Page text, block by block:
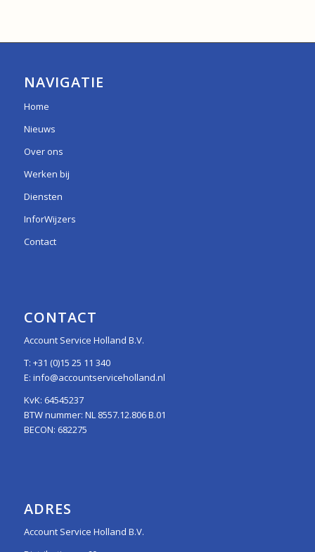
NAVIGATIE
Home
Nieuws
Over ons
Werken bij
Diensten
InforWijzers
Contact
CONTACT
Account Service Holland B.V.
T: +31 (0)15 25 11 340
E: info@accountserviceholland.nl
KvK: 64545237
BTW nummer: NL 8557.12.806 B.01
BECON: 682275
ADRES
Account Service Holland B.V.